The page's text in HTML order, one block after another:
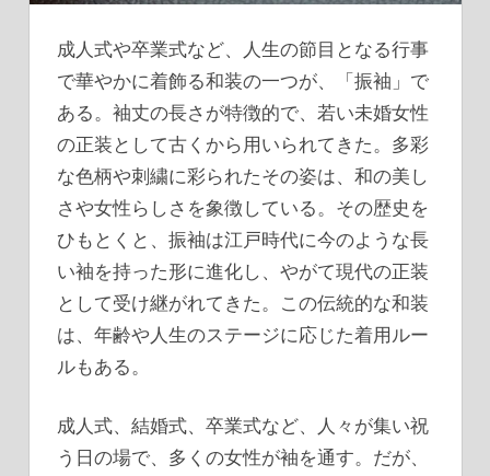
成人式や卒業式など、人生の節目となる行事
で華やかに着飾る和装の一つが、「振袖」で
ある。 袖丈の長さが特徴的で、若い未婚女性
の正装として古くから用いられてきた。多彩
な色柄や刺繍に彩られたその姿は、和の美し
さや女性らしさを象徴している。その歴史を
ひもとくと、振袖は江戸時代に今のような長
い袖を持った形に進化し、やがて現代の正装
として受け継がれてきた。この伝統的な和装
は、年齢や人生のステージに応じた着用ルー
ルもある。
成人式、結婚式、卒業式など、人々が集い祝
う日の場で、多くの女性が袖を通す。だが、